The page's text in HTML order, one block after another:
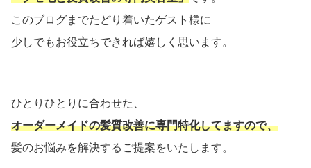
このブログまでたどり着いたゲスト様に
少しでもお役立ちできれば嬉しく思います。
ひとりひとりに合わせた、
オーダーメイドの髪質改善に専門特化してますので、
髪のお悩みを解決するご提案をいたします。